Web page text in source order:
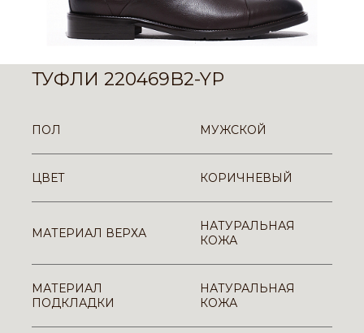
ТУФЛИ 220469B2-YP
ПОЛ МУЖСКОЙ
ЦВЕТ КОРИЧНЕВЫЙ
МАТЕРИАЛ ВЕРХА
НАТУРАЛЬНАЯ
КОЖА
МАТЕРИАЛ
ПОДКЛАДКИ
НАТУРАЛЬНАЯ
КОЖА